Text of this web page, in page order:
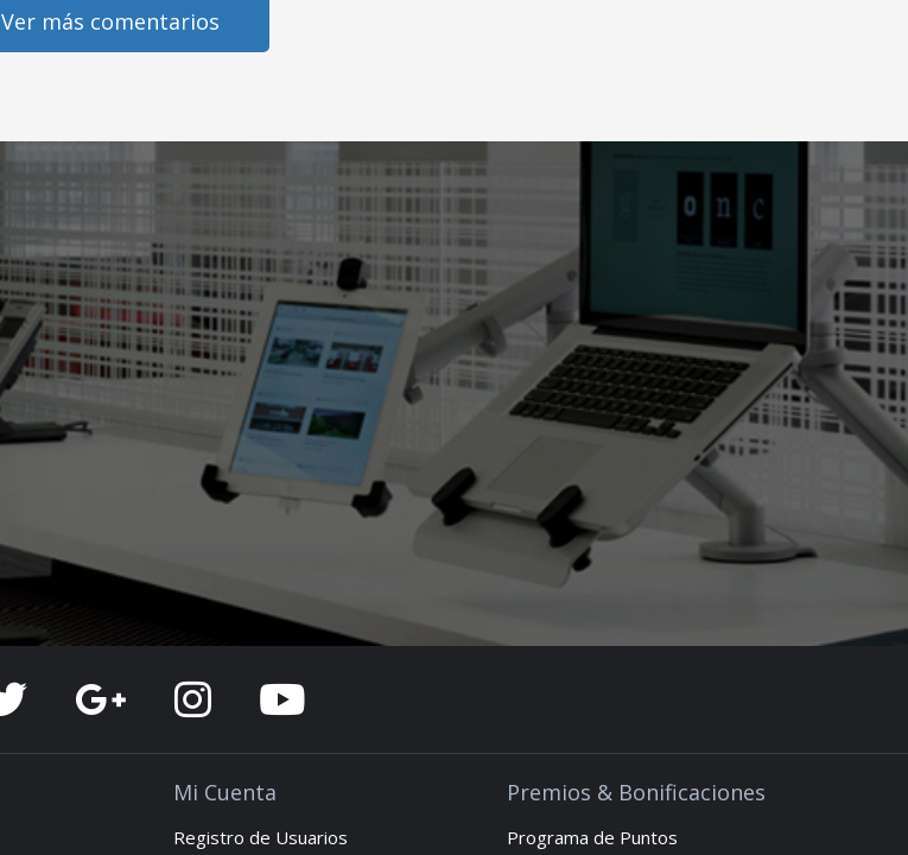
Ver más comentarios
Mi Cuenta
Registro de Usuarios
Premios & Bonificaciones
Programa de Puntos